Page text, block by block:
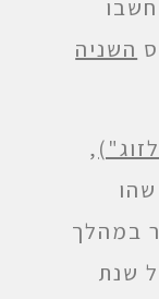
השניה
,
במהלך
שנת